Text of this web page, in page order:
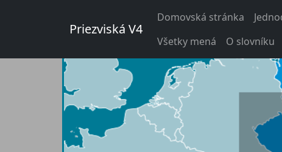
Priezviská V4
Domovská stránka
Všetky mená
O slovníku